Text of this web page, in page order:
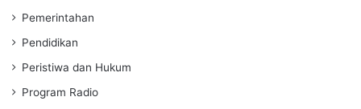
Pemerintahan
Pendidikan
Peristiwa dan Hukum
Program Radio